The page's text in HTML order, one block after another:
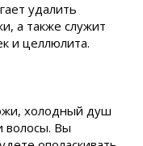
удалить
а также служит
и целлюлита.
холодный душ
волосы. Вы